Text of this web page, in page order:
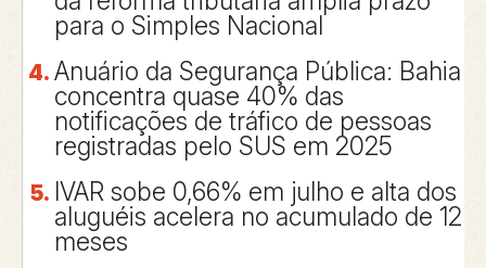
para o Simples Nacional
Anuário da Segurança Pública: Bahia
concentra quase 40% das
notificações de tráfico de pessoas
registradas pelo SUS em 2025
IVAR sobe 0,66% em julho e alta dos
aluguéis acelera no acumulado de 12
meses